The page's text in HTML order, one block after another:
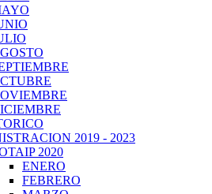
2019 - 2023
2020
ENERO
FEBRERO